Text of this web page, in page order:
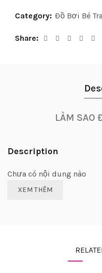
Category: Đồ Bơi Bé
Share
LÀM SAO
Description
Chưa có nội dung nào
XEM THÊM